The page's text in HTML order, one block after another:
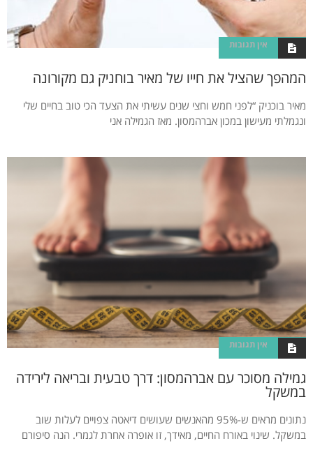
אין תגובות
המהפך שהציל את חייו של מאיר בוחניק גם מקורונה
מאיר בוכניק “לפני חמש וחצי שנים עשיתי את הצעד הכי טוב בחיים שלי
ונגמלתי מעישון במכון אברהמסון. מאז הגמילה אני
אין תגובות
גמילה מסוכר עם אברהמסון: דרך טבעית ובריאה לירידה
במשקל
נתונים מראים ש-95% מהאנשים שעושים דיאטה צפויים לעלות שוב
במשקל. שינוי באורח החיים, מאידך, זו אופרה אחרת לגמרי. הנה סיפורם